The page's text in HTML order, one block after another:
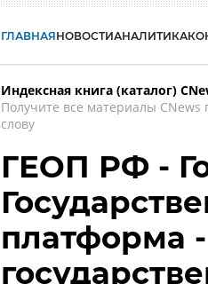
ГЛАВНАЯНОВОСТИАНАЛИТИКА
Индексная книга (каталог)
Получите все материалы CNews
слову
ГЕОП РФ -
платформа